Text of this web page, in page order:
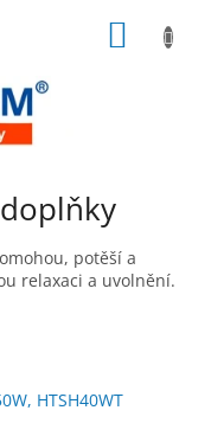
potěší a
relaxaci a uvolnění.
HTSH40WT